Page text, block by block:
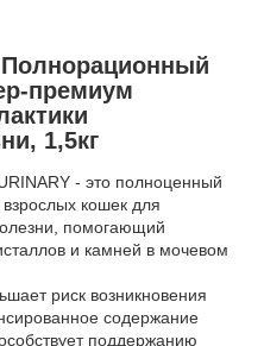
Полнорационный
премиум
1,5кг
- это полноценный
кошек для
помогающий
и камней в мочевом
риск возникновения
содержание
поддержанию